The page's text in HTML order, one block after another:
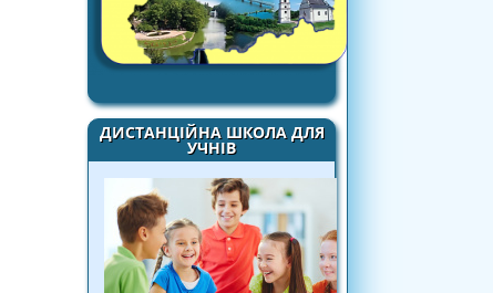
ДИСТАНЦІЙНА ШКОЛА ДЛЯ
УЧНІВ